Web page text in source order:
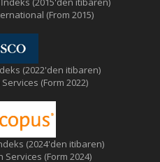
(From 2015)
(2022'den itibaren)
(Form 2022)
(2024'den itibaren)
Services (Form 2024)